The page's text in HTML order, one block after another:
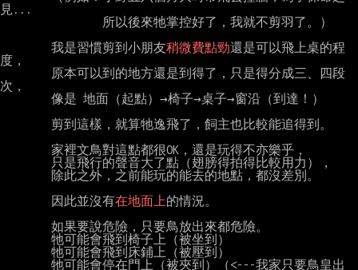
見...
        我是習慣剪到小朋友
稍微費點勁還是可以飛上桌的程
度，
次，
        因此並沒有
在地面上的情況。